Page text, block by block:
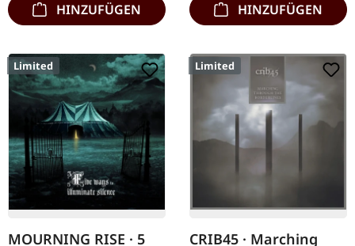
HINZUFÜGEN HINZUFÜGEN
Limited
MOURNING RISE · 5
Limited
CRIB45 · Marching